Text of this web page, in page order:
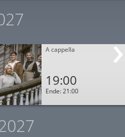
A cappella
19:00
Ende: 21:00